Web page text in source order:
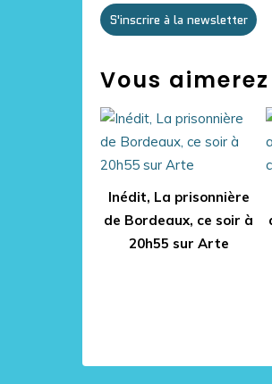
S'inscrire à la newsletter
Vous
Inédit, La prisonnière
de Bordeaux, ce soir à
20h55 sur Arte